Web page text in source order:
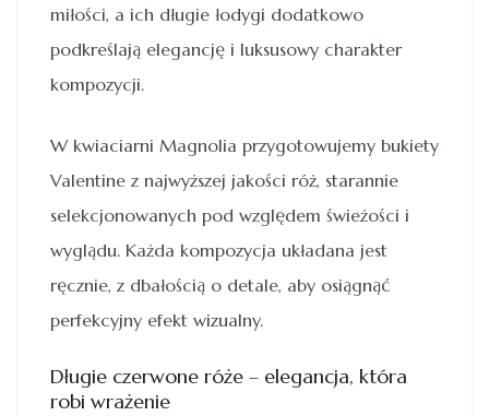
miłości, a ich długie łodygi dodatkowo
podkreślają elegancję i luksusowy charakter
kompozycji.
W kwiaciarni Magnolia przygotowujemy bukiety
Valentine z najwyższej jakości róż, starannie
selekcjonowanych pod względem świeżości i
wyglądu. Każda kompozycja układana jest
ręcznie, z dbałością o detale, aby osiągnąć
perfekcyjny efekt wizualny.
Długie czerwone róże – elegancja, która
robi wrażenie